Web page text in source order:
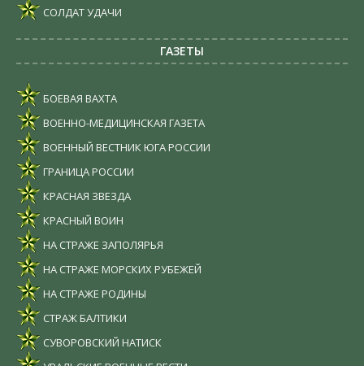
СОЛДАТ УДАЧИ
ГАЗЕТЫ
БОЕВАЯ ВАХТА
ВОЕННО-МЕДИЦИНСКАЯ ГАЗЕТА
ВОЕННЫЙ ВЕСТНИК ЮГА РОССИИ
ГРАНИЦА РОССИИ
КРАСНАЯ ЗВЕЗДА
КРАСНЫЙ ВОИН
НА СТРАЖЕ ЗАПОЛЯРЬЯ
НА СТРАЖЕ МОРСКИХ РУБЕЖЕЙ
НА СТРАЖЕ РОДИНЫ
СТРАЖ БАЛТИКИ
СУВОРОВСКИЙ НАТИСК